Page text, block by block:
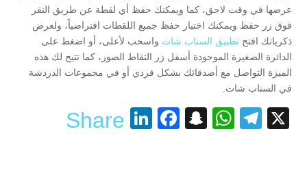
عرضها في وقت لاحق، كما ويمكنك حفظ أي لقطة عن طريق النقر
فوق زر حفظ ويمكنك اختيار حفظ جميع اللقطات افتراضياً، ولعرض
ذكرياتك افتح تطبيق السناب شات واسحب لأعلى، أو اضغط على
الدائرة الصغيرة الموجودة أسفل زر التقاط الصور، كما تتيح لك هذه
الميزة التواصل مع أصدقائك بشكل فردي أو في مجموعات الدردشة
في السناب شات.
X
Telegram
WhatsApp
Snapchat
Facebook
LinkedIn
Share